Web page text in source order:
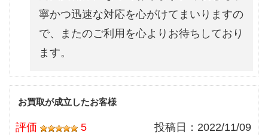
寧かつ迅速な対応を心がけてまいりますの
で、またのご利用を心よりお待ちしており
ます。
お買取が成立したお客様
評価 5 投稿日： 2022/11/09